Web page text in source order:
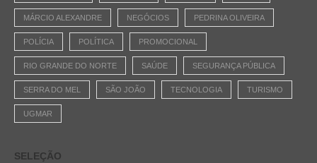
MÁRCIO ALEXANDRE NEGÓCIOS PEDRINA OLIVEIRA
POLÍCIA POLÍTICA PROMOCIONAL
RIO GRANDE DO NORTE SAÚDE SEGURANÇA PÚBLICA
SERRA DO MEL SÃO JOÃO TECNOLOGIA TURISMO
UGMAR
SELEÇÃO